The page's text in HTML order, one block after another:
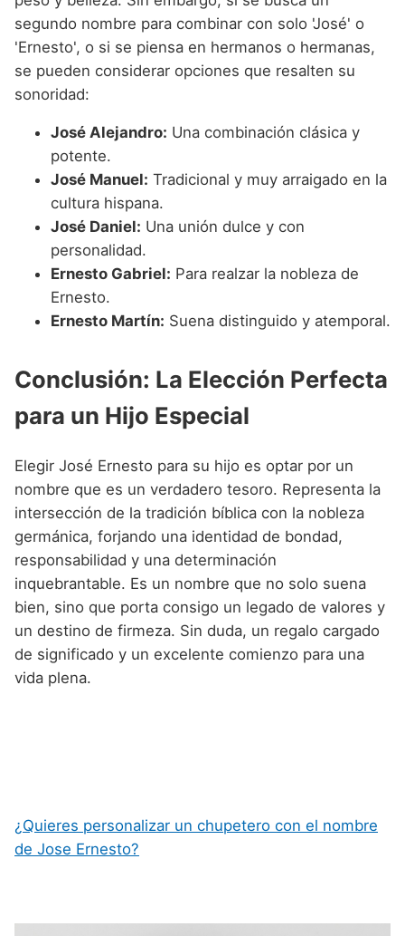
segundo nombre para combinar con solo 'José' o
'Ernesto', o si se piensa en hermanos o hermanas,
se pueden considerar opciones que resalten su
sonoridad:
José Alejandro: Una combinación clásica y
potente.
José Manuel: Tradicional y muy arraigado en la
cultura hispana.
José Daniel: Una unión dulce y con
personalidad.
Ernesto Gabriel: Para realzar la nobleza de
Ernesto.
Ernesto Martín: Suena distinguido y atemporal.
Conclusión: La Elección Perfecta
para un Hijo Especial
Elegir José Ernesto para su hijo es optar por un
nombre que es un verdadero tesoro. Representa la
intersección de la tradición bíblica con la nobleza
germánica, forjando una identidad de bondad,
responsabilidad y una determinación
inquebrantable. Es un nombre que no solo suena
bien, sino que porta consigo un legado de valores y
un destino de firmeza. Sin duda, un regalo cargado
de significado y un excelente comienzo para una
vida plena.
¿Quieres personalizar un chupetero con el nombre
de Jose Ernesto?